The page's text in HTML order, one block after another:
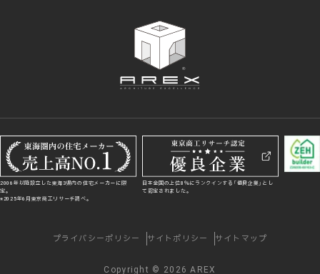
2006年以降設立した東海3県内の住宅メーカーに限
定。
※2025年6月東京商工リサーチ調べ。
日本全国の上位8％にランクインする「優良企業」とし
て認定されました。
プライバシーポリシー サイトポリシー サイトマップ
Copyright © 2026 AREX